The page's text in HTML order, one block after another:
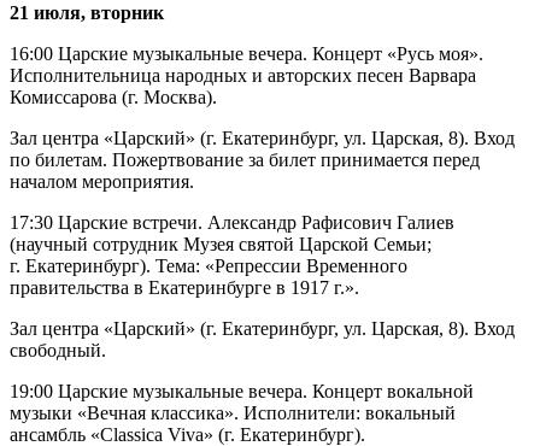
21 июля, вторник
16:00 Царские музыкальные вечера. Концерт «Русь моя».
Исполнительница народных и авторских песен Варвара
Комиссарова (г. Москва).
Зал центра «Царский» (г. Екатеринбург, ул. Царская, 8). Вход
по билетам. Пожертвование за билет принимается перед
началом мероприятия.
17:30 Царские встречи. Александр Рафисович Галиев
(научный сотрудник Музея святой Царской Семьи;
г. Екатеринбург). Тема: «Репрессии Временного
правительства в Екатеринбурге в 1917 г.».
Зал центра «Царский» (г. Екатеринбург, ул. Царская, 8). Вход
свободный.
19:00 Царские музыкальные вечера. Концерт вокальной
музыки «Вечная классика». Исполнители: вокальный
ансамбль «Classica Viva» (г. Екатеринбург).